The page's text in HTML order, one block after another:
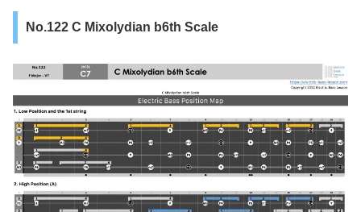
No.122 C Mixolydian b6th Scale